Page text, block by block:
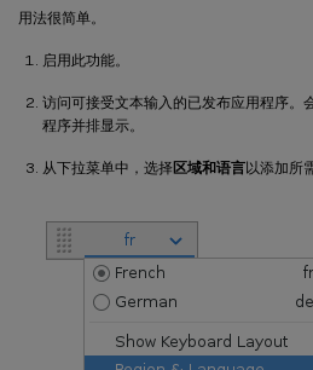
用法很简单。
启用此功能。
访问可接受文本输入的已发布应用程序。
程序并排显示。
从下拉菜单中，选择区域和语言以添加所